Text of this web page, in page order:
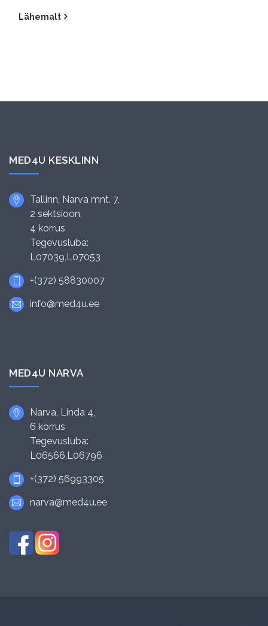
Lähemalt
MED4U KESKLINN
Tallinn, Narva mnt. 7,
2 sektsioon,
4 korrus
Tegevusluba:
L07039,L07053
+(372) 58830007
info@med4u.ee
MED4U NARVA
Narva, Linda 4,
6 korrus
Tegevusluba:
L06566,L06796
+(372) 56993305
narva@med4u.ee